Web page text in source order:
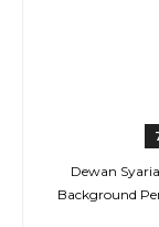
Dewan
Background